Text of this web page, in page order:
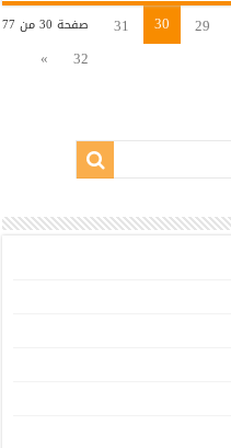
صفحة 30 من 77 29
30
31
32
»